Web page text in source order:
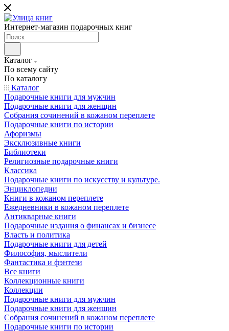
Интернет-магазин подарочных книг
Каталог
По всему сайту
По каталогу
Каталог
Подарочные книги для мужчин
Подарочные книги для женщин
Собрания сочинений в кожаном переплете
Подарочные книги по истории
Афоризмы
Эксклюзивные книги
Библиотеки
Религиозные подарочные книги
Классика
Подарочные книги по искусству и культуре.
Энциклопедии
Книги в кожаном переплете
Ежедневники в кожаном переплете
Антикварные книги
Подарочные издания о финансах и бизнесе
Власть и политика
Подарочные книги для детей
Философия, мыслители
Фантастика и фэнтези
Все книги
Коллекционные книги
Коллекции
Подарочные книги для мужчин
Подарочные книги для женщин
Собрания сочинений в кожаном переплете
Подарочные книги по истории